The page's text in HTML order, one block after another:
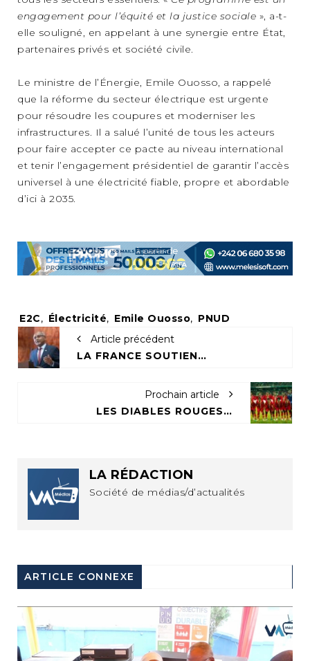
engagement pour l’équité et la justice sociale », a-t-
elle souligné, en appelant à une synergie entre État,
partenaires privés et société civile.
Le ministre de l’Énergie, Emile Ouosso, a rappelé
que la réforme du secteur électrique est urgente
pour résoudre les coupures et moderniser les
infrastructures. Il a salué l’unité de tous les acteurs
pour faire accepter ce pacte au niveau international
et tenir l’engagement présidentiel de garantir l’accès
universel à une électricité fiable, propre et abordable
d’ici à 2035.
Tags:
E2C, Électricité, Emile Ouosso, PNUD
Article précédent
LA FRANCE SOUTIENT L'ÉGYPTE AU DÉTRIMENT DU CONGO
Prochain article
LES DIABLES ROUGES ET LE CHAN, UN MARIAGE À L’USURE
LA RÉDACTION
Société de médias/d’actualités
ARTICLE CONNEXE